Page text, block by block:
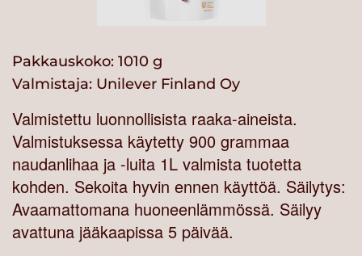
Pakkauskoko: 1010 g
Valmistaja: Unilever Finland Oy
Valmistettu luonnollisista raaka-aineista.
Valmistuksessa käytetty 900 grammaa
naudanlihaa ja -luita 1L valmista tuotetta
kohden. Sekoita hyvin ennen käyttöä. Säilytys:
Avaamattomana huoneenlämmössä. Säilyy
avattuna jääkaapissa 5 päivää.